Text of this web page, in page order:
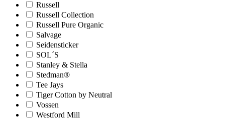
Russell
Russell Collection
Russell Pure Organic
Salvage
Seidensticker
SOL´S
Stanley & Stella
Stedman®
Tee Jays
Tiger Cotton by Neutral
Vossen
Westford Mill